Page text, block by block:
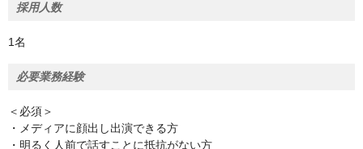
採用人数
1名
必要業務経験
＜必須＞
・メディアに顔出し出演できる⽅
・明るく人前で話すことに抵抗がない方